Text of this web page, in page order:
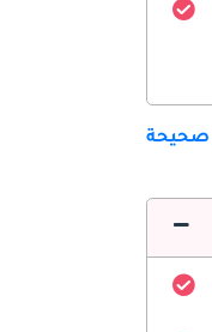
صحيحة